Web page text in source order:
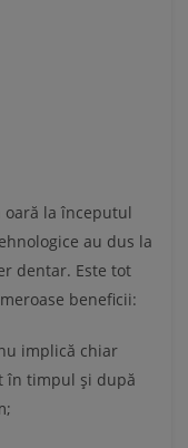
oară la începutul
au dus la
dentar. Este tot
beneficii:
implică chiar
în timpul și după